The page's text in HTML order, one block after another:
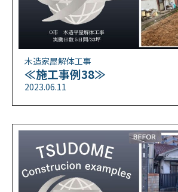
木造家屋解体工事
≪施工事例38≫
2023.06.11